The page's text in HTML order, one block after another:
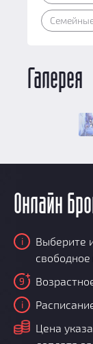
Галерея
Онлайн
i Выберите
9
i
i
Цена